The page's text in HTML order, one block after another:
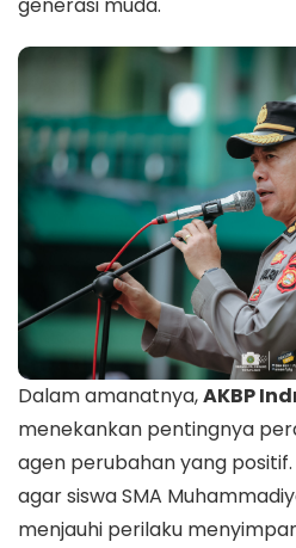
generasi muda.
Dalam amanatnya,AKBP
menekankan pentingnya
agen perubahan yang
agar siswa SMA
menjauhi perilaku